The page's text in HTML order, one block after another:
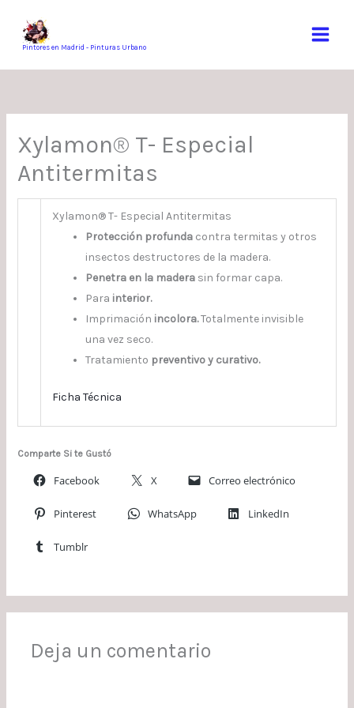
contenidoPintores en Madrid - Pinturas Urbano
Xylamon® T- Especial
Antitermitas
Xylamon® T- Especial Antitermitas
Protección profundacontra termitas y otros
insectos destructores de la madera.
Penetra en la maderasin formar capa.
Para interior.
Imprimación incolora.Totalmente invisible
una vez seco.
Tratamiento preventivo y curativo.
Ficha Técnica
Comparte Si te Gustó
Facebook X Correo electrónico
Pinterest WhatsApp LinkedIn
Tumblr
Deja un comentario